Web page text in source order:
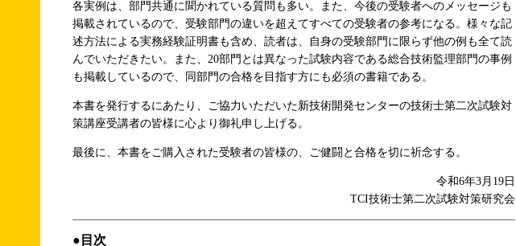
各実例は、部門共通に聞かれている質問も多い。また、今後の受験者へのメッセージも
掲載されているので、受験部門の違いを超えてすべての受験者の参考になる。様々な記
述方法による実務経験証明書も含め、読者は、自身の受験部門に限らず他の例も全て読
んでいただきたい。また、20部門とは異なった試験内容である総合技術監理部門の事例
も掲載しているので、同部門の合格を目指す方にも必須の書籍である。
本書を発行するにあたり、ご協力いただいた新技術開発センターの技術士第二次試験対
策講座受講者の皆様に心より御礼申し上げる。
最後に、本書をご購入された受験者の皆様の、ご健闘と合格を切に祈念する。
令和6年3月19日
TCI技術士第二次試験対策研究会
●目次